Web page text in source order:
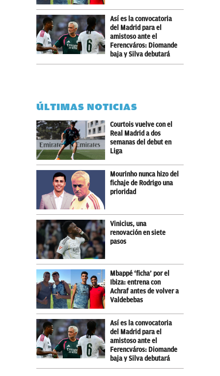
Así es la convocatoria
del Madrid para el
amistoso ante el
Ferencváros: Diomande
baja y Silva debutará
ÚLTIMAS NOTICIAS
Courtois vuelve con el
Real Madrid a dos
semanas del debut en
Liga
Mourinho nunca hizo del
fichaje de Rodrigo una
prioridad
Vinicius, una
renovación en siete
pasos
Mbappé ‘ficha’ por el
Ibiza: entrena con
Achraf antes de volver a
Valdebebas
Así es la convocatoria
del Madrid para el
amistoso ante el
Ferencváros: Diomande
baja y Silva debutará